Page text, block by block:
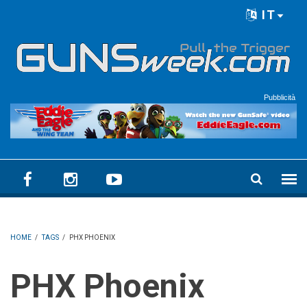
IT
Pubblicità
HOME / TAGS / PHX PHOENIX
PHX Phoenix